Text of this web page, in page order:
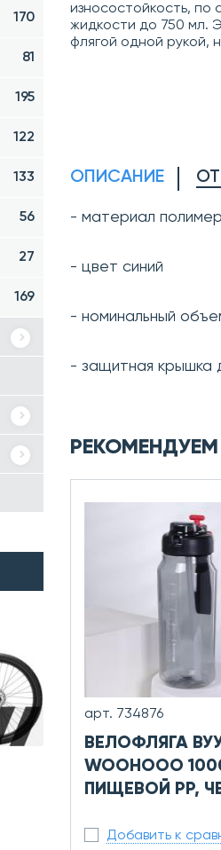
170
81
195
122
133
56
27
169
износостойкость,
жидкости до 750 мл.
флягой одной рукой,
ОПИСАНИЕ
- материал
- цвет синий
- номинальный
- защитная крышка
РЕКОМЕНДУЕМ
арт. 734876
ВЕЛОФЛЯГА
WOOHOOO
ПИЩЕВОЙ PP,
Добавить к